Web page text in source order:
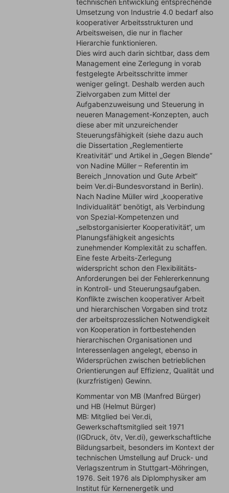
technischen Entwicklung entsprechende
Umsetzung von Industrie 4.0 bedarf also
kooperativer Arbeitsstrukturen und
Arbeitsweisen, die nur in flacher
Hierarchie funktionieren.
Dies wird auch darin sichtbar, dass dem
Management eine Zerlegung in vorab
festgelegte Arbeitsschritte immer
weniger gelingt. Deshalb werden auch
Zielvorgaben zum Mittel der
Aufgabenzuweisung und Steuerung in
neueren Management-Konzepten, auch
diese aber mit unzureichender
Steuerungsfähigkeit (siehe dazu auch
die Dissertation „Reglementierte
Kreativität“ und Artikel in „Gegen Blende“
von Nadine Müller – Referentin im
Bereich „Innovation und Gute Arbeit“
beim Ver.di-Bundesvorstand in Berlin).
Nach Nadine Müller wird „kooperative
Individualität“ benötigt, als Verbindung
von Spezial-Kompetenzen und
„selbstorganisierter Kooperativität“, um
Planungsfähigkeit angesichts
zunehmender Komplexität zu schaffen.
Eine feste Arbeits-Zerlegung
widerspricht schon den Flexibilitäts-
Anforderungen bei der Fehlererkennung
in Kontroll- und Steuerungsaufgaben.
Konflikte zwischen kooperativer Arbeit
und hierarchischen Vorgaben sind trotz
der arbeitsprozesslichen Notwendigkeit
von Kooperation in fortbestehenden
hierarchischen Organisationen und
Interessenlagen angelegt, ebenso in
Widersprüchen zwischen betrieblichen
Orientierungen auf Effizienz, Qualität und
(kurzfristigen) Gewinn.
Kommentar von MB (Manfred Bürger)
und HB (Helmut Bürger)
MB: Mitglied bei Ver.di,
Gewerkschaftsmitglied seit 1971
(IGDruck, ötv, Ver.di), gewerkschaftliche
Bildungsarbeit, besonders im Kontext der
technischen Umstellung auf Druck- und
Verlagszentrum in Stuttgart-Möhringen,
1976. Seit 1976 als Diplomphysiker am
Institut für Kernenergetik und